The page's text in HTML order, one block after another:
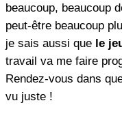
beaucoup, beaucoup
peut-être beaucoup
je sais aussi que le
travail va me faire
Rendez-vous dans
vu juste !